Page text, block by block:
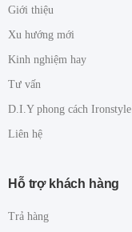
Giới thiệu
Xu hướng mới
Kinh nghiệm hay
Tư vấn
D.I.Y phong cách Ironstyle
Liên hệ
Hỗ trợ khách hàng
Trả hàng